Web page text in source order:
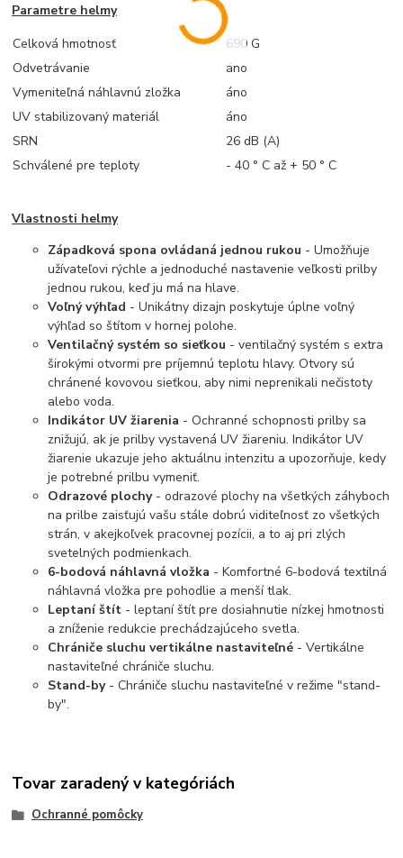
Parametre helmy
Celková hmotnosť
690 G
Odvetrávanie
áno
Vymeniteľná náhlavnú zložka
áno
UV stabilizovaný materiál
áno
SRN
26 dB (A)
Schválené pre teploty
- 40 ° C až + 50 ° C
Vlastnosti helmy
Západková spona ovládaná jednou rukou - Umožňuje
užívateľovi rýchle a jednoduché nastavenie veľkosti prilby
jednou rukou, keď ju má na hlave.
Voľný výhľad - Unikátny dizajn poskytuje úplne voľný
výhľad so štítom v hornej polohe.
Ventilačný systém so sieťkou - ventilačný systém s extra
širokými otvormi pre príjemnú teplotu hlavy. Otvory sú
chránené kovovou sieťkou, aby nimi neprenikali nečistoty
alebo voda.
Indikátor UV žiarenia - Ochranné schopnosti prilby sa
znižujú, ak je prilby vystavená UV žiareniu. Indikátor UV
žiarenie ukazuje jeho aktuálnu intenzitu a upozorňuje, kedy
je potrebné prilbu vymeniť.
Odrazové plochy- odrazové plochy na všetkých záhyboch
na prilbe zaisťujú vašu stále dobrú viditeľnosť zo všetkých
strán, v akejkoľvek pracovnej pozícii, a to aj pri zlých
svetelných podmienkach.
6-bodová náhlavná vložka - Komfortné 6-bodová textilná
náhlavná vložka pre pohodlie a menší tlak.
Leptaní štít - leptaní štít pre dosiahnutie nízkej hmotnosti
a zníženie redukcie prechádzajúceho svetla.
Chrániče sluchu vertikálne nastaviteľné - Vertikálne
nastaviteľné chrániče sluchu.
Stand-by- Chrániče sluchu nastaviteľné v režime "stand-
by".
Tovar zaradený v kategóriách
Ochranné pomôcky